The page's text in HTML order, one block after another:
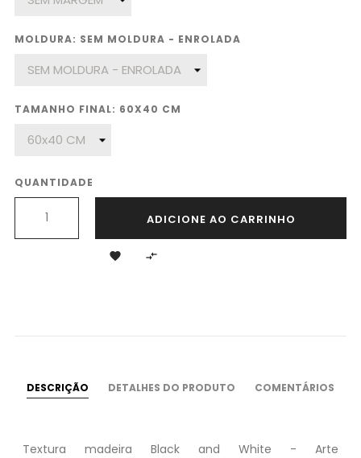
MOLDURA: SEM MOLDURA - ENROLADA
TAMANHO FINAL: 60X40 CM
QUANTIDADE
ADICIONE AO CARRINHO
 
DESCRIÇÃO DETALHES DO PRODUTO COMENTÁRIOS
Textura madeira Black and White - Arte